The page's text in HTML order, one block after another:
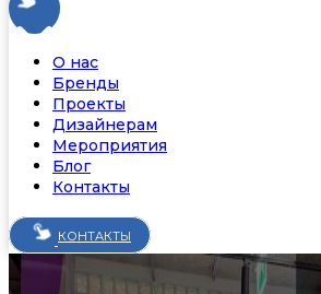
О нас
Бренды
Проекты
Дизайнерам
Мероприятия
Блог
Контакты
КОНТАКТЫ